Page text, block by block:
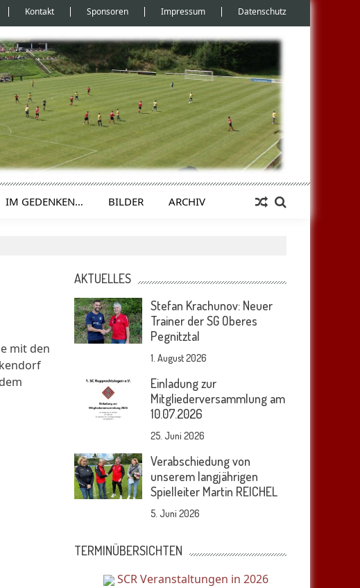
Kontakt Sponsoren Impressum Datenschutz
IM GEDENKEN… BILDER ARCHIV
mit den
AKTUELLES
Stefan Krachunov: Neuer
Trainer der SG Oberes
Pegnitztal
1. August 2026
Einladung zur
Mitgliederversammlung am
10.07.2026
25. Juni 2026
Verabschiedung von
unserem langjährigen
Spielleiter Martin REICHEL
5. Juni 2026
TERMINÜBERSICHTEN
SCR Veranstaltungen in 2026